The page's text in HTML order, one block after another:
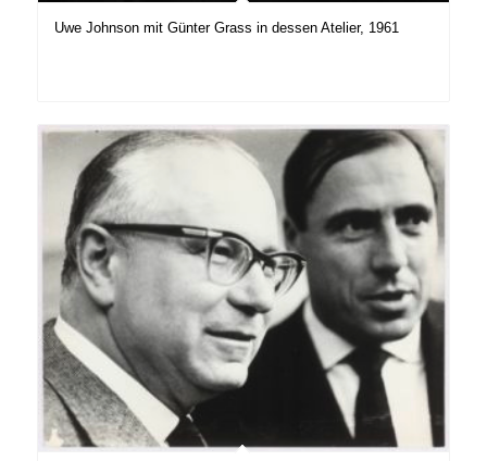
Uwe Johnson mit Günter Grass in dessen Atelier, 1961